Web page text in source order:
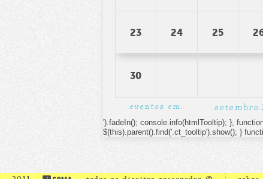
23 24 25
30
eventos em:
').fadeIn(); console.info(htmlTooltip); },
$(this).parent().find('.ct_tooltip').show(); }